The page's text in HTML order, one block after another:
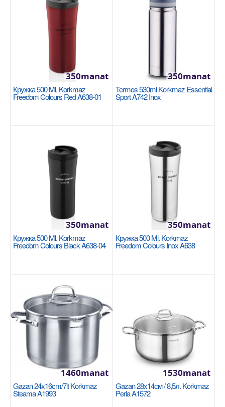
3620manat
A3832
Покрытие: Керамическое (без ПТФЭ и ПФОА). Цве..
1360manat
Garşylaşdyrmaga goş
+
Halananlara goş
Кружка 500 Ml. Korkmaz
Freedom Colours Red A638-01
350manat
Termos 530ml Korkmaz Essential
Sport A742 Inox
350manat
Кружка 500 Ml. Korkmaz
Freedom Colours Black A638-04
350manat
Кружка 500 Ml. Korkmaz
Freedom Colours Inox A638
350manat
Gazan 24x16cm/7lt Korkmaz
Steama A1993
1460manat
Gazan 28x14см / 8,5л. Korkmaz
Perla A1572
1530manat